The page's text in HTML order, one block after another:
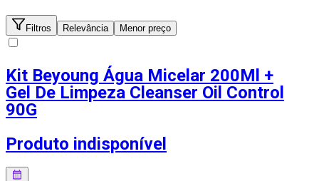
Filtros Relevância Menor preço
Kit Beyoung Água Micelar 200Ml +
Gel De Limpeza Cleanser Oil Control
90G
Produto indisponível